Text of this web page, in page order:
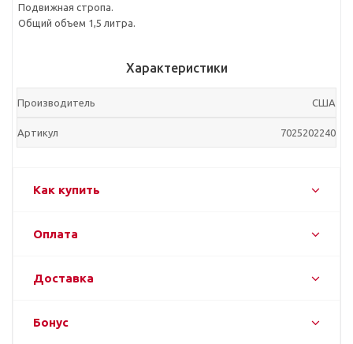
Подвижная стропа.
Общий объем 1,5 литра.
Характеристики
Производитель CША
Артикул 7025202240
Как купить
Оплата
Доставка
Бонус